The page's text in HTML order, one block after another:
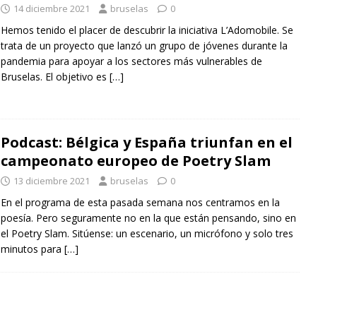
14 diciembre 2021 bruselas 0
Hemos tenido el placer de descubrir la iniciativa L’Adomobile. Se
trata de un proyecto que lanzó un grupo de jóvenes durante la
pandemia para apoyar a los sectores más vulnerables de
Bruselas. El objetivo es […]
Podcast: Bélgica y España triunfan en el
campeonato europeo de Poetry Slam
13 diciembre 2021 bruselas 0
En el programa de esta pasada semana nos centramos en la
poesía. Pero seguramente no en la que están pensando, sino en
el Poetry Slam. Sitúense: un escenario, un micrófono y solo tres
minutos para […]